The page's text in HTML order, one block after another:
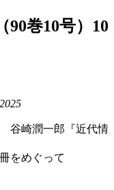
90巻10号）10
崎潤一郎『近代情
をめぐって